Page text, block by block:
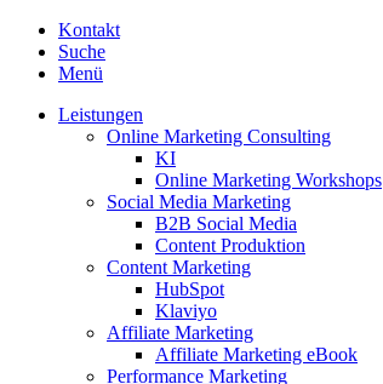
Kontakt
Suche
Menü
Leistungen
Online Marketing Consulting
KI
Online Marketing Workshops
Social Media Marketing
B2B Social Media
Content Produktion
Content Marketing
HubSpot
Klaviyo
Affiliate Marketing
Affiliate Marketing eBook
Performance Marketing